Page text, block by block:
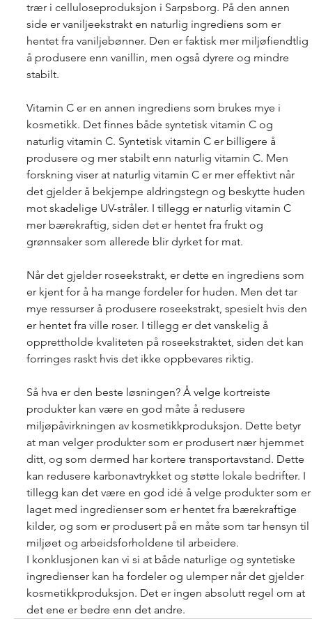
trær i celluloseproduksjon i Sarpsborg. På den annen
side er vaniljeekstrakt en naturlig ingrediens som er
hentet fra vaniljebønner. Den er faktisk mer miljøfiendtlig
å produsere enn vanillin, men også dyrere og mindre
stabilt.
Vitamin C er en annen ingrediens som brukes mye i
kosmetikk. Det finnes både syntetisk vitamin C og
naturlig vitamin C. Syntetisk vitamin C er billigere å
produsere og mer stabilt enn naturlig vitamin C. Men
forskning viser at naturlig vitamin C er mer effektivt når
det gjelder å bekjempe aldringstegn og beskytte huden
mot skadelige UV-stråler. I tillegg er naturlig vitamin C
mer bærekraftig, siden det er hentet fra frukt og
grønnsaker som allerede blir dyrket for mat.
Når det gjelder roseekstrakt, er dette en ingrediens som
er kjent for å ha mange fordeler for huden. Men det tar
mye ressurser å produsere roseekstrakt, spesielt hvis den
er hentet fra ville roser. I tillegg er det vanskelig å
opprettholde kvaliteten på roseekstraktet, siden det kan
forringes raskt hvis det ikke oppbevares riktig.
Så hva er den beste løsningen? Å velge kortreiste
produkter kan være en god måte å redusere
miljøpåvirkningen av kosmetikkproduksjon. Dette betyr
at man velger produkter som er produsert nær hjemmet
ditt, og som dermed har kortere transportavstand. Dette
kan redusere karbonavtrykket og støtte lokale bedrifter. I
tillegg kan det være en god idé å velge produkter som
laget med ingredienser som er hentet fra bærekraftige
kilder, og som er produsert på en måte som tar hensyn til
miljøet og arbeidsforholdene til arbeidere.
I konklusjonen kan vi si at både naturlige og syntetiske
ingredienser kan ha fordeler og ulemper når det gjelder
kosmetikkproduksjon. Det er ingen absolutt regel om at
det ene er bedre enn det andre.